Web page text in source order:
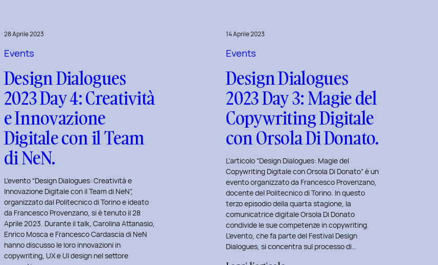
Immersivo
con
Christian
Colonna.
nel
Tempo
al
Politecnico
di
Torino.
28 Aprile 2023
Events
Design Dialogues
2023 Day 4: Creatività
e Innovazione
Digitale con il Team
di NeN.
L’evento “Design Dialogues: Creatività e
Innovazione Digitale con il Team di NeN”,
organizzato dal Politecnico di Torino e ideato
da Francesco Provenzano, si è tenuto il 28
Aprile 2023. Durante il talk, Carolina Attanasio,
Enrico Mosca e Francesco Cardascia di NeN
hanno discusso le loro innovazioni in
copywriting, UX e UI design nel settore
14 Aprile 2023
Events
Design Dialogues
2023 Day 3: Magie del
Copywriting Digitale
con Orsola Di Donato.
L’articolo “Design Dialogues: Magie del
Copywriting Digitale con Orsola Di Donato” è un
evento organizzato da Francesco Provenzano,
docente del Politecnico di Torino. In questo
terzo episodio della quarta stagione, la
comunicatrice digitale Orsola Di Donato
condivide le sue competenze in copywriting.
L’evento, che fa parte del Festival Design
Dialogues, si concentra sul processo di…